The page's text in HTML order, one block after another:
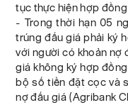
tục thực hiện hợp
- Trong thời hạn 05
trúng đấu giá phải ký
với người có khoản nợ
giá không ký hợp
bộ số tiền đặt cọc và
nợ đấu giá (Agribank